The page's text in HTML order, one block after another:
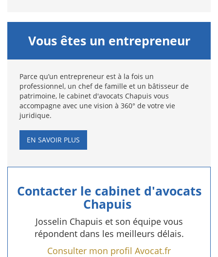
Vous êtes un entrepreneur
Parce qu’un entrepreneur est à la fois un
professionnel, un chef de famille et un bâtisseur de
patrimoine, le cabinet d'avocats Chapuis vous
accompagne avec une vision à 360° de votre vie
juridique.
EN SAVOIR PLUS
Contacter le cabinet d'avocats
Chapuis
Josselin Chapuis et son équipe vous
répondent dans les meilleurs délais.
Consulter mon profil Avocat.fr